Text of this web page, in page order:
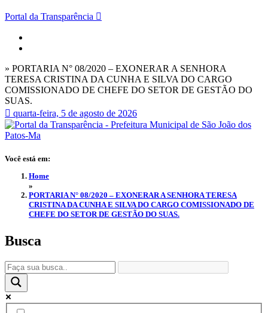
Portal da Transparência
» PORTARIA N° 08/2020 – EXONERAR A SENHORA
TERESA CRISTINA DA CUNHA E SILVA DO CARGO
COMISSIONADO DE CHEFE DO SETOR DE GESTÃO DO
SUAS.
quarta-feira, 5 de agosto de 2026
Você está em:
Home
»
PORTARIA N° 08/2020 – EXONERAR A SENHORA TERESA
CRISTINA DA CUNHA E SILVA DO CARGO COMISSIONADO DE
CHEFE DO SETOR DE GESTÃO DO SUAS.
Busca